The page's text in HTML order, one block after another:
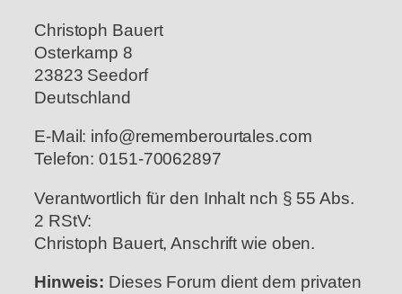
Christoph Bauert
Osterkamp 8
23823 Seedorf
Deutschland
E-Mail: info@rememberourtales.com
Telefon: 0151-70062897
Verantwortlich für den Inhalt nch § 55 Abs.
2 RStV:
Christoph Bauert, Anschrift wie oben.
Hinweis: Dieses Forum dient dem privaten